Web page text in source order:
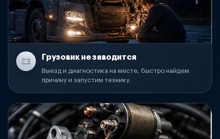
Грузовик не заводится
Выезд и диагностика на месте, быстро найдем
причину и запустим технику.